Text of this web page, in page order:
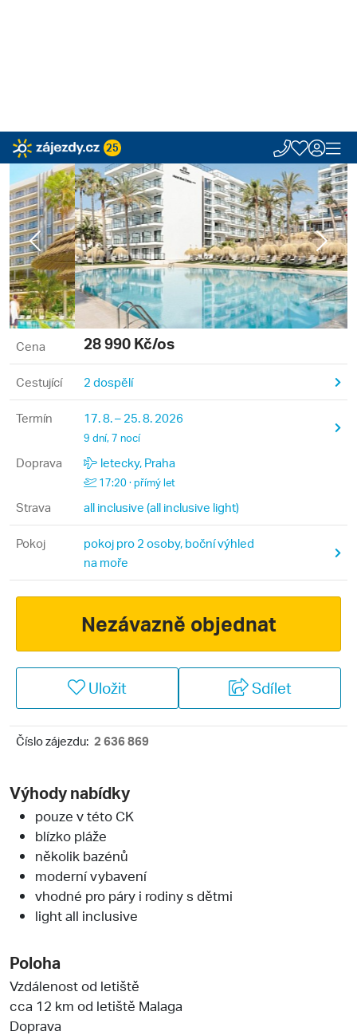
Španělsko, Andalusie, Benalmádena
Previous Next
Cena 28 990 Kč/os
Cestující 2 dospělí
Termín 17. 8. – 25. 8. 2026
9 dní, 7 nocí
Doprava letecky, Praha
17:20 · přímý let
Strava all inclusive (all inclusive light)
Pokoj
pokoj pro 2 osoby, boční výhled
na moře
Nezávazně objednat
Uložit Sdílet
Číslo zájezdu: 2 636 869
Výhody nabídky
pouze v této CK
blízko pláže
několik bazénů
moderní vybavení
vhodné pro páry i rodiny s dětmi
light all inclusive
Poloha
Vzdálenost od letiště
cca 12 km od letiště Malaga
Doprava